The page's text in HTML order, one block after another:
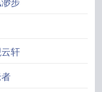
步
轩